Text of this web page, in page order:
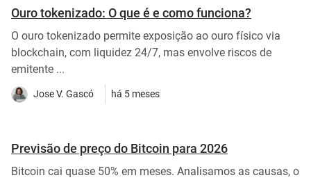
Ouro tokenizado: O que é e como funciona?
O ouro tokenizado permite exposição ao ouro físico via
blockchain, com liquidez 24/7, mas envolve riscos de
emitente ...
Jose V. Gascó há 5 meses
Previsão de preço do Bitcoin para 2026
Bitcoin cai quase 50% em meses. Analisamos as causas, o